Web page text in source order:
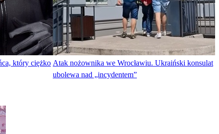
który ciężko Atak nożownika we Wrocławiu. Ukraiński konsulat
ubolewa nad „incydentem”